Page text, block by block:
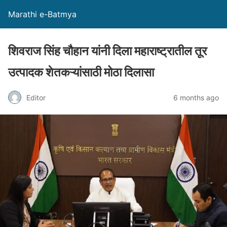
Marathi e-Batmya
शिवराज सिंह चौहान यांनी दिला महाराष्ट्रातील तूर
उत्पादक शेतकऱ्यांसाठी मोठा दिलासा
Editor 6 months ago